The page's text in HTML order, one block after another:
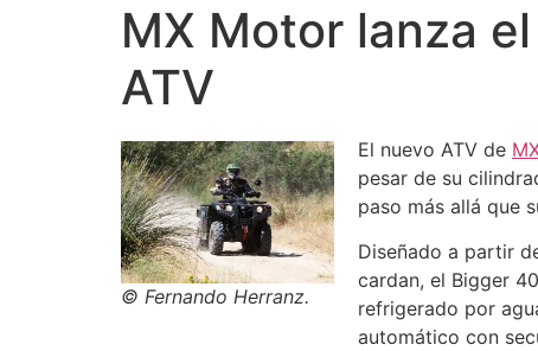
MX Motor lanza
ATV
© Fernando Herranz.
El nuevo ATV de
pesar de su
paso más allá que
Diseñado a partir
cardan, el Bigger
refrigerado por
automático con